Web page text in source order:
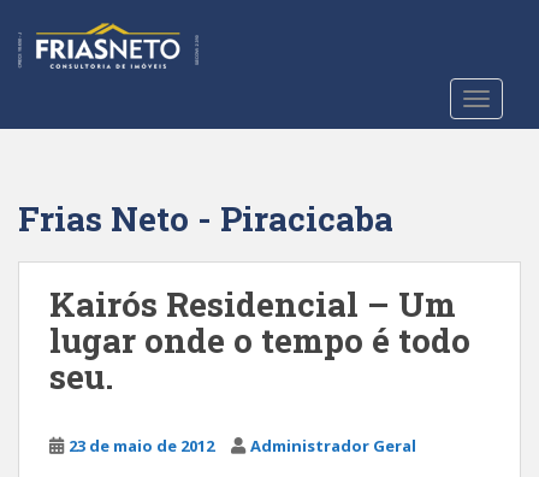
t
Frias Neto - Piracicaba
Kairós Residencial – Um
lugar onde o tempo é todo
seu.
23 de maio de 2012 Administrador Geral